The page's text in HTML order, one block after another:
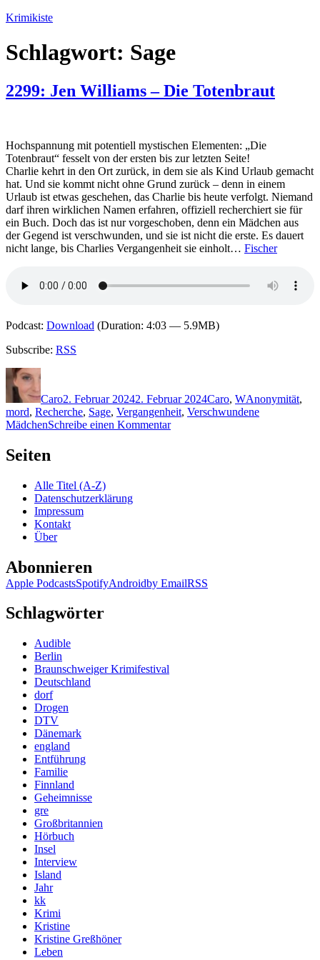
Zum
springen
Krimikiste
Schlagwort: Sage
2299: Jen Williams – Die Totenbraut
Hochspannung mit potentiell mystischen Elementen: „Die
Totenbraut“ fesselt von der ersten bis zur letzten Seite!
Charlie kehrt in den Ort zurück, in dem sie als Kind Urlaub gemacht
hat. Und sie kommt nicht ohne Grund zurück – denn in einem
Urlaub ist etwas geschehen, das Charlie bis heute verfolgt. Niemand
darf ihren wirklichen Namen erfahren, offiziell recherchiert sie für
ein Buch. Doch das ist nur vorgeschoben, denn ein Mädchen aus
der Gegend ist verschwunden, und sie ist nicht die erste. Es dauert
nicht lange, bis Charlies Vergangenheit sie einholt… Fischer
Podcast: Download (Duration: 4:03 — 5.9MB)
Subscribe: RSS
Autor
Caro2. Februar 20242. Februar 2024Caro, WAnonymität,
mord, Recherche, Sage, Vergangenheit, Verschwundene
MädchenSchreibe einen Kommentarzu
Seiten
Alle Titel (A-Z)
Datenschutzerklärung
Impressum
Kontakt
Über
Abonnieren
Apple PodcastsSpotifyAndroidby EmailRSS
Schlagwörter
Audible
Berlin
Braunschweiger Krimifestival
Deutschland
dorf
Drogen
DTV
Dänemark
england
Entführung
Familie
Finnland
Geheimnisse
gre
Großbritannien
Hörbuch
Insel
Interview
Island
Jahr
kk
Krimi
Kristine
Kristine Greßhöner
Leben